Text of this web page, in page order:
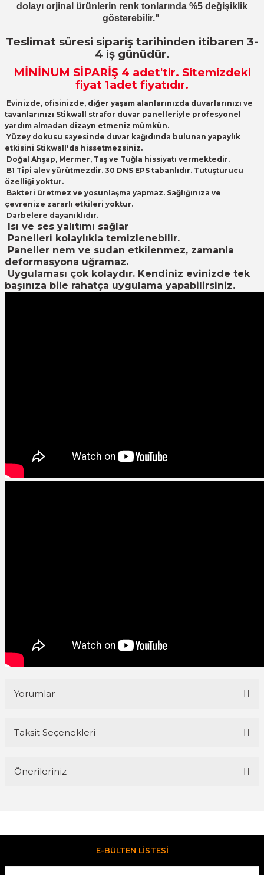
dolayı orjinal ürünlerin renk tonlarında %5 değişiklik
gösterebilir."
Teslimat süresi sipariş tarihinden itibaren 3-
4 iş günüdür.
MİNİNUM SİPARİŞ 4 adet'tir. Sitemizdeki
fiyat 1adet fiyatıdır.
Evinizde, ofisinizde, diğer yaşam alanlarınızda duvarlarınızı ve
tavanlarınızı Stikwall strafor duvar panelleriyle profesyonel
yardım almadan dizayn etmeniz mümkün.
Yüzey dokusu sayesinde duvar kağıdında bulunan yapaylık
etkisini Stikwall'da hissetmezsiniz.
Doğal Ahşap, Mermer, Taş ve Tuğla hissiyatı vermektedir.
B1 Tipi alev yürütmezdir. 30 DNS EPS tabanlıdır. Tutuşturucu
özelliği yoktur.
Bakteri üretmez ve yosunlaşma yapmaz. Sağlığınıza ve
çevrenize zararlı etkileri yoktur.
Darbelere dayanıklıdır.
Isı ve ses yalıtımı sağlar
Panelleri kolaylıkla temizlenebilir.
Paneller nem ve sudan etkilenmez, zamanla
deformasyona uğramaz.
Uygulaması çok kolaydır. Kendiniz evinizde tek
başınıza bile rahatça uygulama yapabilirsiniz.
Yorumlar
Taksit Seçenekleri
Önerileriniz
Görüş ve önerileriniz için teşekkür ederiz.
Ürün resmi kalitesiz, bozuk veya görüntülenemiyor.
E-BÜLTEN LİSTESİ